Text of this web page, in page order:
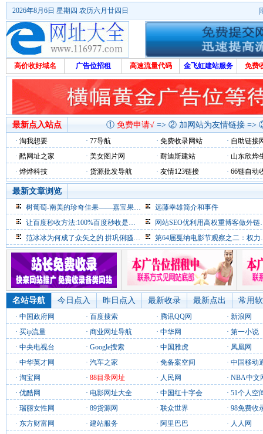
|
2026年8月6日 星期四 农历六月廿四日
高价收好域名 广告位招租 高速流量代码 金飞虹建站服务 免费
① 免费申请√ => ② 加网站为友情链接 =>
最新点入站点
· 淘我想要 · 77导航 · 免费收录网站 · 自助链接
· 酷网址之家 · 美女图片网 · 耐迪斯建站 · 山东欣烨
· 烨烨科技 · 货源批发导航 · 友情123链接 · 66链自动
最新文章浏览
树葡萄-南美的珍奇佳果——嘉宝果介绍
远藤幸雄简介和事件
让百度秒收方法:100%百度秒收是不存在
网站SEO优利用高权重博客做外链的9要点
范冰冰为何成了众矢之的 拼巩俐骚子怡？
第64届戛纳电影节观察之二：权力场、斗秀
名站导航 今日点入 昨日点入 最新收录 最新点出 常用
· 中国政府网 · 百度搜索 · 腾讯QQ网 · 新浪网
· 买ip流量 · 商业网址导航 · 中华网 · 第一小说
· 中央电视台 · Google搜索 · 中国雅虎 · 凤凰网
· 中华英才网 · 汽车之家 · 免备案空间 · 中国移动
· 淘宝网 · 88目录网址 · 人民网 · NBA中文
· 优酷网 · 电影网址大全 · 中国红十字会 · 51个人空
· 瑞丽女性网 · 89货源网 · 联众世界 · 98免费收
· 东方财富网 · 建站服务 · 阿里巴巴 · 人人网